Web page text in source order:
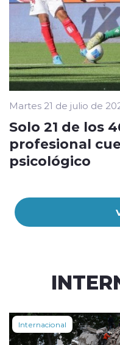
Martes 21 de julio de
Solo 21 de los
profesional
psicológico
Internacional